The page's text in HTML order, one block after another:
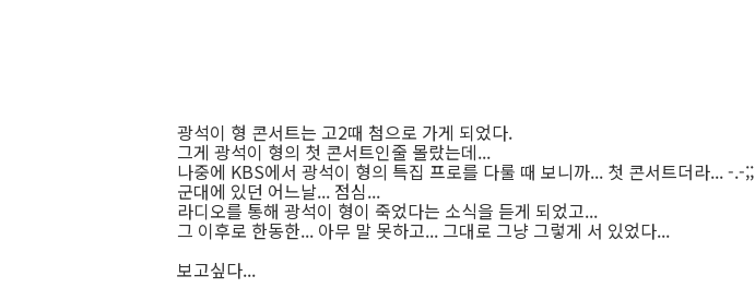
광석이 형 콘서트는 고2때 첨으로 가게 되었다.
그게 광석이 형의 첫 콘서트인줄 몰랐는데...
나중에 KBS에서 광석이 형의 특집 프로를 다룰 때 보니까... 첫 콘서트더라... -.-;;
군대에 있던 어느날... 점심...
라디오를 통해 광석이 형이 죽었다는 소식을 듣게 되었고...
그 이후로 한동한... 아무 말 못하고... 그대로 그냥 그렇게 서 있었다...
보고싶다...